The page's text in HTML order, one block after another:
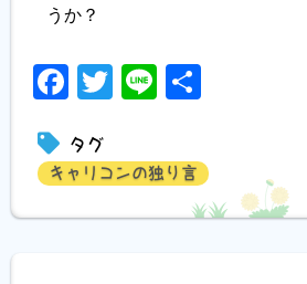
うか？
Facebook
Twitter
Line
タグ
キャリコンの独り言